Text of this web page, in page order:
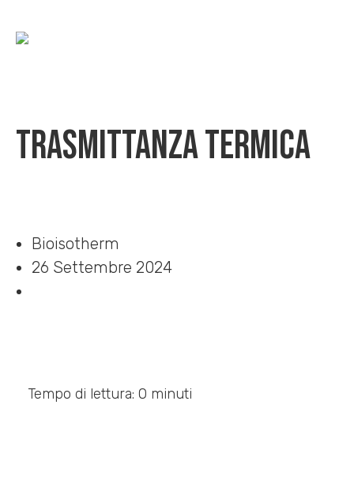
Trasmittanza termica
Bioisotherm
26 Settembre 2024
Tempo di lettura: 0 minuti